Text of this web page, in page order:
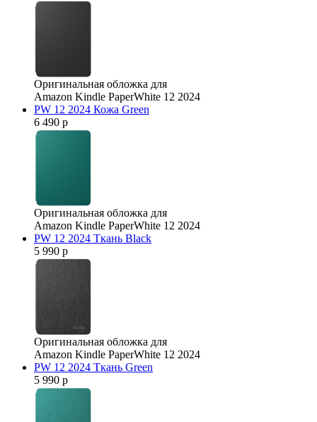
Оригинальная обложка для
Amazon Kindle PaperWhite 12 2024
PW 12 2024 Кожа Green
6 490 р
Оригинальная обложка для
Amazon Kindle PaperWhite 12 2024
PW 12 2024 Ткань Black
5 990 р
Оригинальная обложка для
Amazon Kindle PaperWhite 12 2024
PW 12 2024 Ткань Green
5 990 р